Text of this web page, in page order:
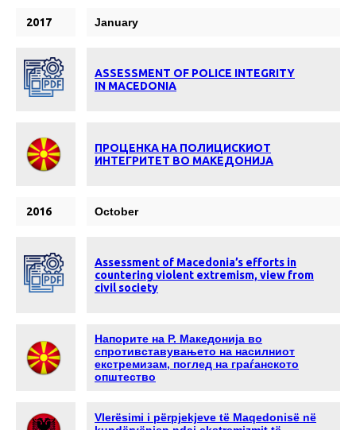
2017 January
ASSESSMENT OF POLICE INTEGRITY
IN MACEDONIA
ПРОЦЕНКА НА ПОЛИЦИСКИОТ
ИНТЕГРИТЕТ ВО МАКЕДОНИЈА
2016 October
Assessment of Macedonia’s efforts in
countering violent extremism, view from
civil society
Напорите на Р. Македонија во
спротивставувањето на насилниот
екстремизам, поглед на граѓанското
општество
Vlerësimi i përpjekjeve të Maqedonisë në